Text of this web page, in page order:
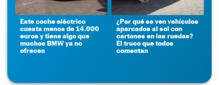
Este coche eléctrico
cuesta menos de 14.000
euros y tiene algo que
muchos BMW ya no
ofrecen
¿Por qué se ven vehículos
aparcados al sol con
cartones en las ruedas?
El truco que todos
comentan